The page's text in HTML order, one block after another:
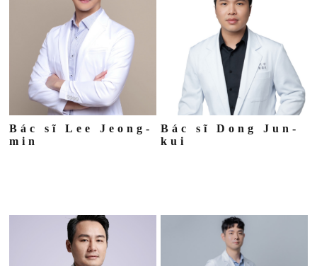
Bác sĩ Lee Jeong-
min
Bác sĩ Dong Jun-
kui